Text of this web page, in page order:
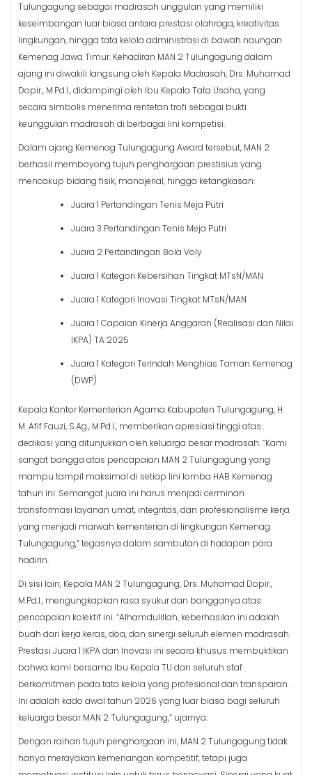
Tulungagung sebagai madrasah unggulan yang memiliki
keseimbangan luar biasa antara prestasi olahraga, kreativitas
lingkungan, hingga tata kelola administrasi di bawah naungan
Kemenag Jawa Timur. Kehadiran MAN 2 Tulungagung dalam
ajang ini diwakili langsung oleh Kepala Madrasah, Drs. Muhamad
Dopir., M.Pd.I., didampingi oleh Ibu Kepala Tata Usaha, yang
secara simbolis menerima rentetan trofi sebagai bukti
keunggulan madrasah di berbagai lini kompetisi.
Dalam ajang Kemenag Tulungagung Award tersebut, MAN 2
berhasil memboyong tujuh penghargaan prestisius yang
mencakup bidang fisik, manajerial, hingga ketangkasan:
Juara 1 Pertandingan Tenis Meja Putri
Juara 3 Pertandingan Tenis Meja Putri
Juara 2 Pertandingan Bola Voly
Juara 1 Kategori Kebersihan Tingkat MTsN/MAN
Juara 1 Kategori Inovasi Tingkat MTsN/MAN
Juara 1 Capaian Kinerja Anggaran (Realisasi dan Nilai
IKPA) TA 2025
Juara 1 Kategori Terindah Menghias Taman Kemenag
(DWP)
Kepala Kantor Kementerian Agama Kabupaten Tulungagung, H.
M. Afif Fauzi, S.Ag., M.Pd.I., memberikan apresiasi tinggi atas
dedikasi yang ditunjukkan oleh keluarga besar madrasah. “Kami
sangat bangga atas pencapaian MAN 2 Tulungagung yang
mampu tampil maksimal di setiap lini lomba HAB Kemenag
tahun ini. Semangat juara ini harus menjadi cerminan
transformasi layanan umat, integritas, dan profesionalisme kerja
yang menjadi marwah kementerian di lingkungan Kemenag
Tulungagung,” tegasnya dalam sambutan di hadapan para
hadirin.
Di sisi lain, Kepala MAN 2 Tulungagung, Drs. Muhamad Dopir.,
M.Pd.I., mengungkapkan rasa syukur dan bangganya atas
pencapaian kolektif ini. “Alhamdulillah, keberhasilan ini adalah
buah dari kerja keras, doa, dan sinergi seluruh elemen madrasah.
Prestasi Juara 1 IKPA dan Inovasi ini secara khusus membuktikan
bahwa kami bersama Ibu Kepala TU dan seluruh staf
berkomitmen pada tata kelola yang profesional dan transparan.
Ini adalah kado awal tahun 2026 yang luar biasa bagi seluruh
keluarga besar MAN 2 Tulungagung,” ujarnya.
Dengan raihan tujuh penghargaan ini, MAN 2 Tulungagung tidak
hanya merayakan kemenangan kompetitif, tetapi juga